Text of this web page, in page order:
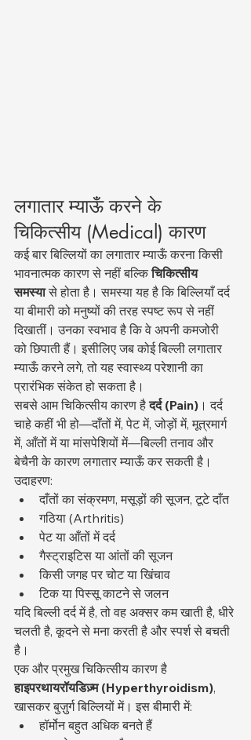
लगातार म्याऊँ करने के
चिकित्सीय (Medical) कारण
कई बार बिल्लियों का लगातार म्याऊँ करना किसी
भावनात्मक कारण से नहीं बल्कि चिकित्सीय
समस्या से होता है। समस्या यह है कि बिल्लियाँ दर्द
या बीमारी को मनुष्यों की तरह स्पष्ट रूप से नहीं
दिखातीं। उनका स्वभाव है कि वे अपनी कमजोरी
को छिपाती हैं। इसीलिए जब कोई बिल्ली लगातार
म्याऊँ करने लगे, तो यह स्वास्थ्य परेशानी का
प्रारंभिक संकेत हो सकता है।
सबसे आम चिकित्सीय कारण है दर्द (Pain) । दर्द
चाहे कहीं भी हो—दाँतों में, पेट में, जोड़ों में, मूत्रमार्ग
में, आँतों में या मांसपेशियों में—बिल्ली तनाव और
बेचैनी के कारण लगातार म्याऊँ कर सकती है।
उदाहरण:
दाँतों का संक्रमण, मसूड़ों की सूजन, टूटे दाँत
गठिया (Arthritis)
पेट या आँतों में दर्द
गैस्ट्राइटिस या आंतों की सूजन
किसी जगह पर चोट या खिंचाव
टिक या पिस्सू काटने से जलन
यदि बिल्ली दर्द में है, तो वह अक्सर कम खाती है, धीरे
चलती है, कूदने से मना करती है और स्पर्श से बचती
है।
एक और प्रमुख चिकित्सीय कारण है
हाइपरथायरॉयडिज़्म (Hyperthyroidism),
खासकर बुज़ुर्ग बिल्लियों में। इस बीमारी में:
हॉर्मोन बहुत अधिक बनते हैं